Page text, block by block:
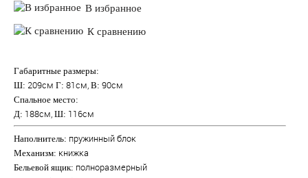
В избранное
К сравнению
Габаритные размеры:
Ш: 209см Г: 81см, В: 90см
Спальное место:
Д: 188см, Ш: 116см
Наполнитель: пружинный блок
Механизм: книжка
Бельевой ящик: полноразмерный